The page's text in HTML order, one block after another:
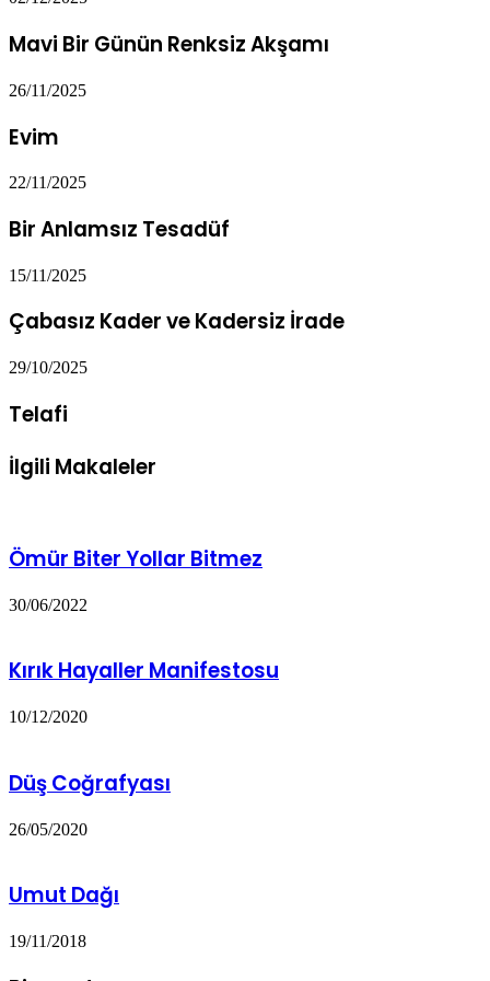
Mavi Bir Günün Renksiz Akşamı
26/11/2025
Evim
22/11/2025
Bir Anlamsız Tesadüf
15/11/2025
Çabasız Kader ve Kadersiz İrade
29/10/2025
Telafi
İlgili Makaleler
Ömür Biter Yollar Bitmez
30/06/2022
Kırık Hayaller Manifestosu
10/12/2020
Düş Coğrafyası
26/05/2020
Umut Dağı
19/11/2018